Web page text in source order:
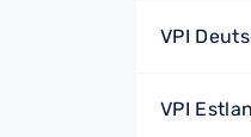
VPI
VPI